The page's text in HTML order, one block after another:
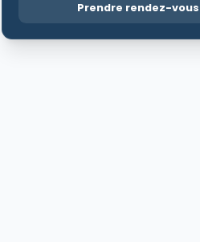
Prendre rendez-vous